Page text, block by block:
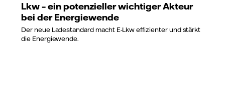
Lkw – ein potenzieller wichtiger Akteur
bei der Energiewende
Der neue Ladestandard macht E-Lkw effizienter und stärkt
die Energiewende.